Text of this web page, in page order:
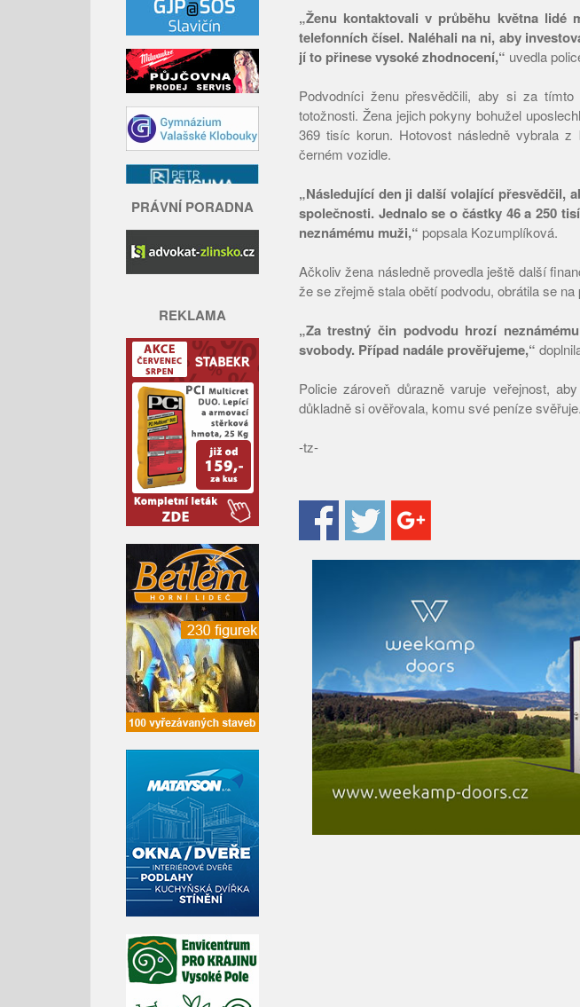
PRÁVNÍ PORADNA
REKLAMA
„Ženu kontaktovali v průběhu května lidé
telefonních čísel. Naléhali na ni, aby
jí to přinese vysoké zhodnocení,“ uvedla
Podvodníci ženu přesvědčili, aby si za
totožnosti. Žena jejich pokyny bohužel
369 tisíc korun. Hotovost následně vybrala
černém vozidle.
„Následující den ji další volající přesvědčil,
společnosti. Jednalo se o částky 46 a 250
neznámému muži,“ popsala Kozumplíková.
Ačkoliv žena následně provedla ještě další
že se zřejmě stala obětí podvodu, obrátila se na
„Za trestný čin podvodu hrozí
svobody. Případ nadále prověřujeme,“
Policie zároveň důrazně varuje veřejnost,
důkladně si ověřovala, komu své peníze svěřuje.
-tz-